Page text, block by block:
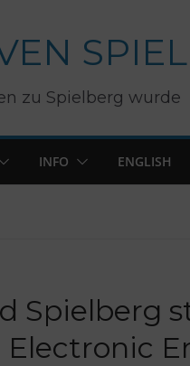
zu Spielberg wurde
INFO ENGLISH
Spielberg